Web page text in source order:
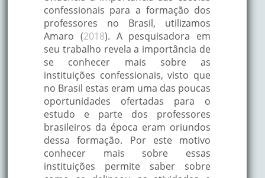
confessionais para a formação dos
professores no Brasil, utilizamos
Amaro (2018). A pesquisadora em
seu trabalho revela a importância de
se conhecer mais sobre as
instituições confessionais, visto que
no Brasil estas eram uma das poucas
oportunidades ofertadas para o
estudo e parte dos professores
brasileiros da época eram oriundos
dessa formação. Por este motivo
conhecer mais sobre essas
instituições permite saber sobre